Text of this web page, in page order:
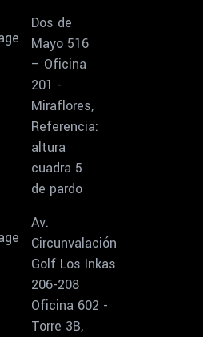
Dos de
Mayo 516
– Oficina
201 -
Miraflores,
Referencia:
altura
cuadra 5
de pardo
Av.
Circunvalación
Golf Los Inkas
206-208
Oficina 602 -
Torre 3B,